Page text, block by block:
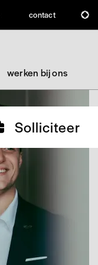
contact
werken bij ons
Solliciteer